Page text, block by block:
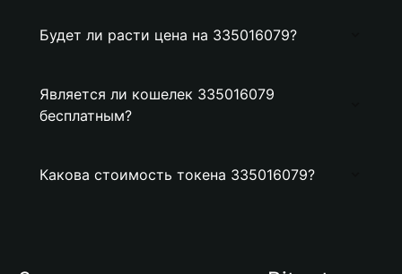
Будет ли расти цена на 335016079?
Является ли кошелек 335016079
бесплатным?
Какова стоимость токена 335016079?